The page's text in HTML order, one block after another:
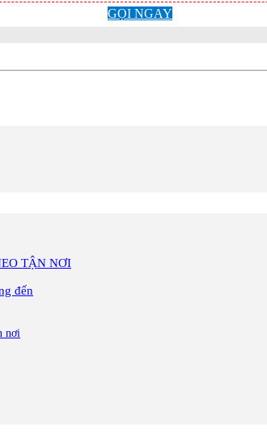
GỌI NGAY
TẬN NƠI
đến
nơi